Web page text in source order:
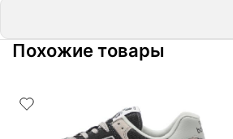
Похожие товары